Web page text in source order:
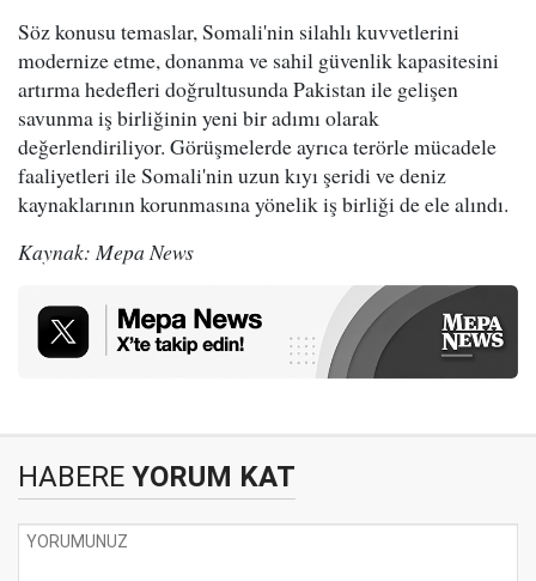
Söz konusu temaslar, Somali'nin silahlı kuvvetlerini
modernize etme, donanma ve sahil güvenlik kapasitesini
artırma hedefleri doğrultusunda Pakistan ile gelişen
savunma iş birliğinin yeni bir adımı olarak
değerlendiriliyor. Görüşmelerde ayrıca terörle mücadele
faaliyetleri ile Somali'nin uzun kıyı şeridi ve deniz
kaynaklarının korunmasına yönelik iş birliği de ele alındı.
Kaynak: Mepa News
HABERE YORUM KAT